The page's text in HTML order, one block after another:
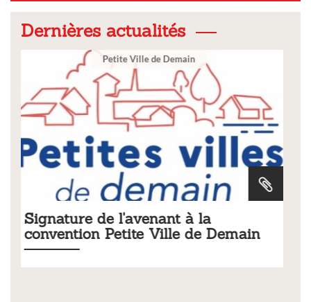
Dernières actualités
Ville
Tarifs 2026 des services
municipaux